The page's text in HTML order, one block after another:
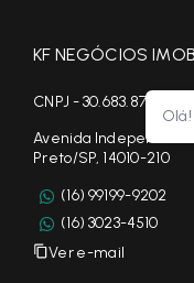
KF NEGÓCIOS
CNPJ - 30.683.877/
Avenida
Preto/SP, 14010-210
(16) 99199-9202
(16) 3023-4510
Ver e-mail